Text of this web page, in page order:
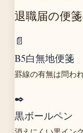
退職届の便
📄
B5白無地便箋
罫線の有無は問わ
✒️
黒ボールペン